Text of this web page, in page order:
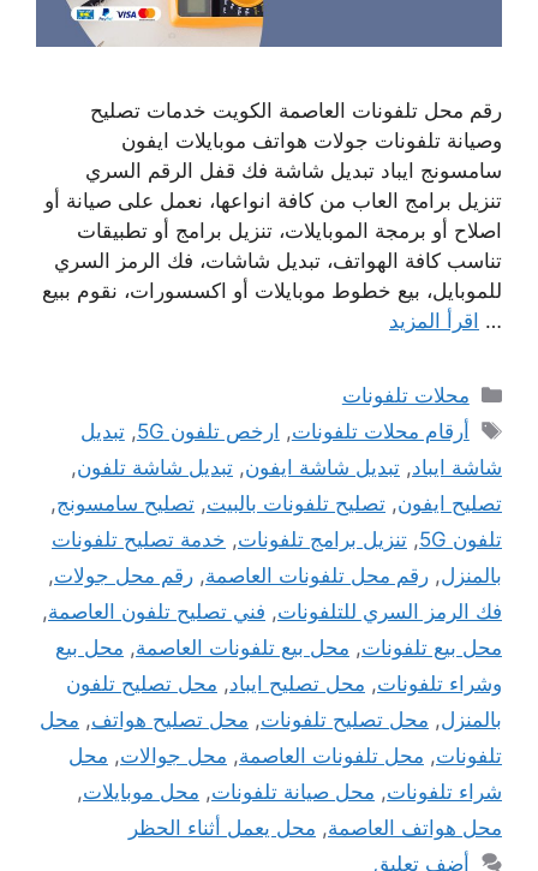
رقم محل تلفونات العاصمة الكويت خدمات تصليح
وصيانة تلفونات جولات هواتف موبايلات ايفون
سامسونج ايباد تبديل شاشة فك قفل الرقم السري
تنزيل برامج العاب من كافة انواعها، نعمل على صيانة أو
اصلاح أو برمجة الموبايلات، تنزيل برامج أو تطبيقات
تناسب كافة الهواتف، تبديل شاشات، فك الرمز السري
للموبايل، بيع خطوط موبايلات أو اكسسورات، نقوم ببيع
… اقرأ المزيد
التصنيفات
محلات تلفونات
الوسوم
أرقام محلات تلفونات, ارخص تلفون 5G ,تبديل
شاشة ايباد, تبديل شاشة ايفون, تبديل شاشة تلفون,
تصليح ايفون, تصليح تلفونات بالبيت, تصليح سامسونج,
تلفون 5G
, تنزيل برامج تلفونات, خدمة تصليح تلفونات
بالمنزل, رقم محل تلفونات العاصمة, رقم محل جولات,
فك الرمز السري للتلفونات, فني تصليح تلفون العاصمة,
محل بيع تلفونات, محل بيع تلفونات العاصمة, محل بيع
وشراء تلفونات, محل تصليح ايباد, محل تصليح تلفون
بالمنزل, محل تصليح تلفونات, محل تصليح هواتف, محل
تلفونات, محل تلفونات العاصمة, محل جوالات, محل
شراء تلفونات, محل صيانة تلفونات, محل موبايلات,
محل هواتف العاصمة, محل يعمل أثناء الحظر
أضف تعليق